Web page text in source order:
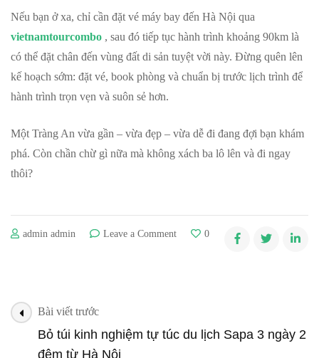
Nếu bạn ở xa, chỉ cần đặt vé máy bay đến Hà Nội qua
vietnamtourcombo , sau đó tiếp tục hành trình khoảng 90km là
có thể đặt chân đến vùng đất di sản tuyệt vời này. Đừng quên lên
kế hoạch sớm: đặt vé, book phòng và chuẩn bị trước lịch trình để
hành trình trọn vẹn và suôn sẻ hơn.
Một Tràng An vừa gần – vừa đẹp – vừa dễ đi đang đợi bạn khám
phá. Còn chần chừ gì nữa mà không xách ba lô lên và đi ngay
thôi?
admin admin Leave a Commenton
AN
0
Post
Navigation
Bài viết trước
Bỏ túi kinh nghiệm tự túc du lịch Sapa 3 ngày 2
đêm từ Hà Nội